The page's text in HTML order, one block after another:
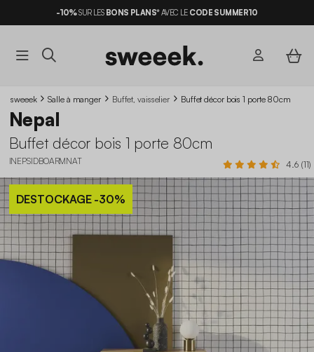
-10%SUR LES BONS PLANS*AVEC LE CODE SUMMER10
sweeek Salle à manger Buffet, vaisselier Buffet décor bois 1 porte 80cm
Nepal
Buffet décor bois 1 porte 80cm
INEPSIDBOARMNAT 4.6 (11)
DESTOCKAGE-30%